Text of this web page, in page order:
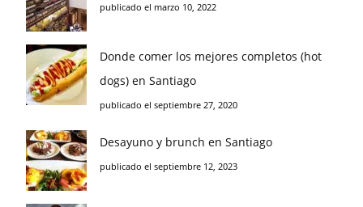
publicado el marzo 10, 2022
Donde comer los mejores completos (hot
dogs) en Santiago
publicado el septiembre 27, 2020
Desayuno y brunch en Santiago
publicado el septiembre 12, 2023